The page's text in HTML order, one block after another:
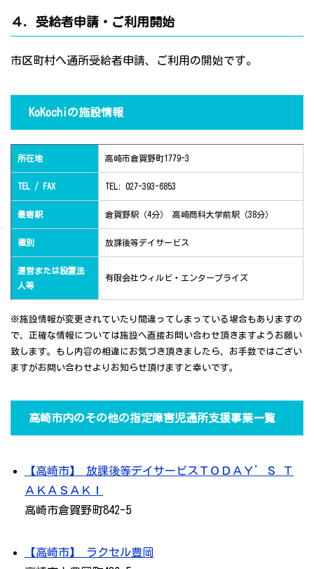
４．受給者申請・ご利用開始
市区町村へ通所受給者申請、ご利用の開始です。
KoKochiの施設情報
所在地 高崎市倉賀野町1779-3
TEL / FAX TEL: 027-393-6853
最寄駅 倉賀野駅（4分） 高崎商科大学前駅（38分）
種別 放課後等デイサービス
運営または設置法
人等
有限会社ウィルビ・エンタープライズ
※施設情報が変更されていたり間違ってしまっている場合もありますの
で、正確な情報については施設へ直接お問い合わせ頂きますようお願い
致します。もし内容の相違にお気づき頂きましたら、お手数ではござい
ますがお問い合わせよりお知らせ頂けますと幸いです。
高崎市内のその他の指定障害児通所支援事業一覧
【高崎市】 放課後等デイサービスＴＯＤＡＹ’Ｓ Ｔ
ＡＫＡＳＡＫＩ
高崎市倉賀野町842-5
【高崎市】 ラクセル豊岡